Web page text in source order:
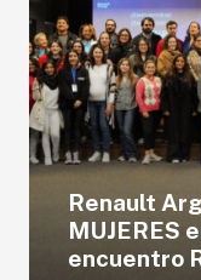
Renault
MUJERES
encuentro